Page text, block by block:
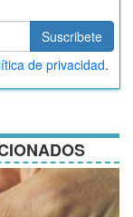
Suscribete
de privacidad.